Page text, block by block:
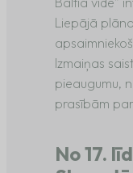
Liepājā
Izmaiņas
pieaugumu,
prasībām
No 17.